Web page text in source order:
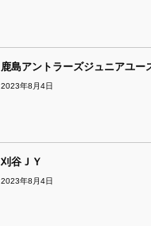
鹿島アントラーズジュニアユー
2023年8月4日
刈谷ＪＹ
2023年8月4日